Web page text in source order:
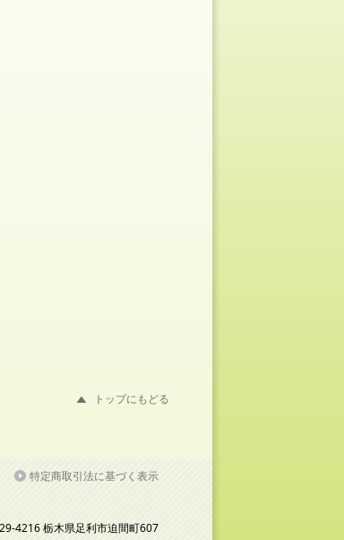
トップにもどる
特定商取引法に基づく表示
4216 栃木県足利市迫間町607